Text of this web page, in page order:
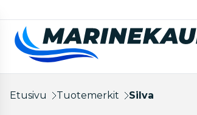
Etusivu Tuotemerkit Silva